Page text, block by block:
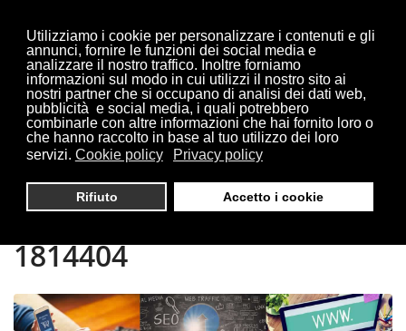
Utilizziamo i cookie per personalizzare i contenuti e gli
annunci, fornire le funzioni dei social media e
analizzare il nostro traffico. Inoltre forniamo
informazioni sul modo in cui utilizzi il nostro sito ai
nostri partner che si occupano di analisi dei dati web,
pubblicità e social media, i quali potrebbero
combinarle con altre informazioni che hai fornito loro o
che hanno raccolto in base al tuo utilizzo dei loro
servizi. Cookie policy Privacy policy
Rifiuto Accetto i cookie
Sei qui:Home Treviso
REALIZZAZIONE SITI
TREVISO | TEL. 0321
1814404